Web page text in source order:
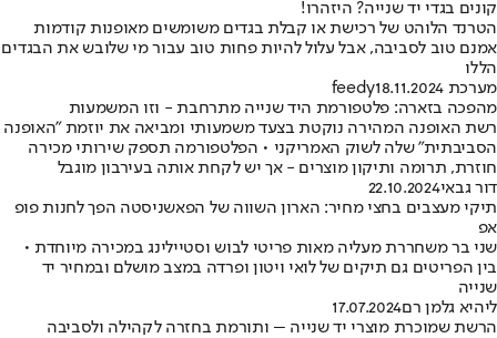
קונים בגדי יד שנייה? היזהרו!
הטרנד הלוהט של רכישת או קבלת בגדים משומשים מאופנות קודמות
אמנם טוב לסביבה, אבל עלול להיות פחות טוב עבור מי שלובש את הבגדים
הללו
מערכת feedy18.11.2024
מהפכה בזארה: פלטפורמת היד שנייה מתרחבת - וזו המשמעות
רשת האופנה המהירה נוקטת בצעד משמעותי ומביאה את יוזמת "האופנה
הסביבתית" שלה לשוק האמריקני • הפלטפורמה תספק שירותי מכירה
חוזרת, תרומה ותיקון מוצרים - אך יש לקחת אותה בעירבון מוגבל
דור גבאי22.10.2024
תיקי מעצבים בחצי מחיר: הארון השווה של הפאשניסטה הפך לחנות פופ
אפ
שני בר משחררת מעליה מאות פריטי לבוש וסטיילינג במכירה מיוחדת •
בין הפריטים גם תיקים של לואי ויטון ופרדה במצב מושלם ובמחיר יד
שנייה
ליהיא גלמן רם17.07.2024
הרשת שמוכרת מוצרי יד שנייה – ותורמת בחזרה לקהילה ולסביבה